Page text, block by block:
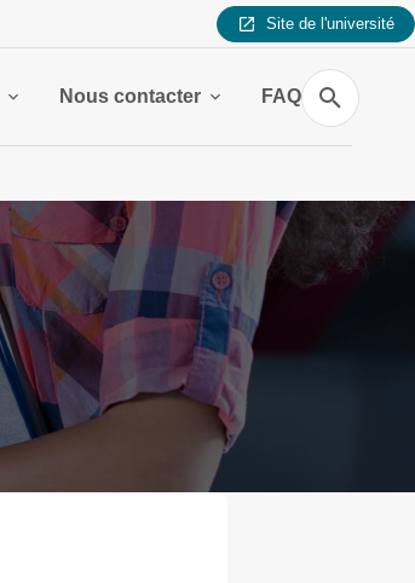
Site de l'université
Nous contacter FAQ
Recherche